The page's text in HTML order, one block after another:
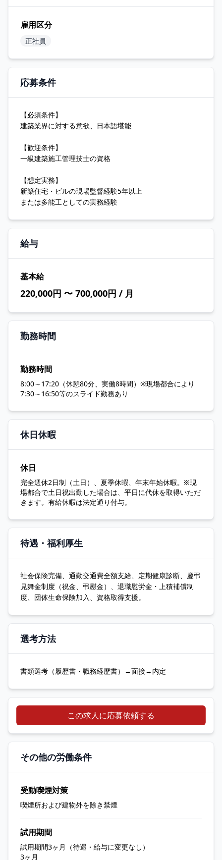
雇用区分
正社員
応募条件
【必須条件】
建築業界に対する意欲、日本語堪能
【歓迎条件】
一級建築施工管理技士の資格
【想定実務】
新築住宅・ビルの現場監督経験5年以上
または多能工としての実務経験
給与
基本給
220,000円 〜 700,000円 / 月
勤務時間
勤務時間
8:00～17:20（休憩80分、実働8時間）※現場都合により
7:30～16:50等のスライド勤務あり
休日休暇
休日
完全週休2日制（土日）、夏季休暇、年末年始休暇。※現
場都合で土日祝出勤した場合は、平日に代休を取得いただ
きます。有給休暇は法定通り付与。
待遇・福利厚生
社会保険完備、通勤交通費全額支給、定期健康診断、慶弔
見舞金制度（祝金、弔慰金）、退職慰労金・上積補償制
度、団体生命保険加入、資格取得支援。
選考方法
書類選考（履歴書・職務経歴書）→面接→内定
この求人に応募依頼する
その他の労働条件
受動喫煙対策
喫煙所および建物外を除き禁煙
試用期間
試用期間3ヶ月（待遇・給与に変更なし）
3ヶ月